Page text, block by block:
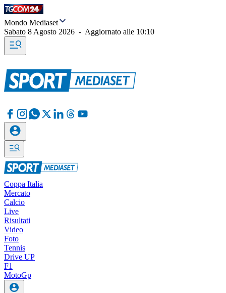
Mondo Mediaset
Sabato 8 Agosto 2026 - Aggiornato alle 10:10
Coppa Italia
Mercato
Calcio
Live
Risultati
Video
Foto
Tennis
Drive UP
F1
MotoGp